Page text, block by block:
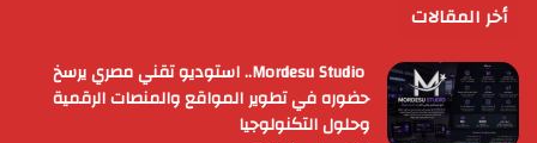
أخر المقالات
Mordesu Studio.. استوديو تقني مصري يرسخ
حضوره في تطوير المواقع والمنصات الرقمية
وحلول التكنولوجيا